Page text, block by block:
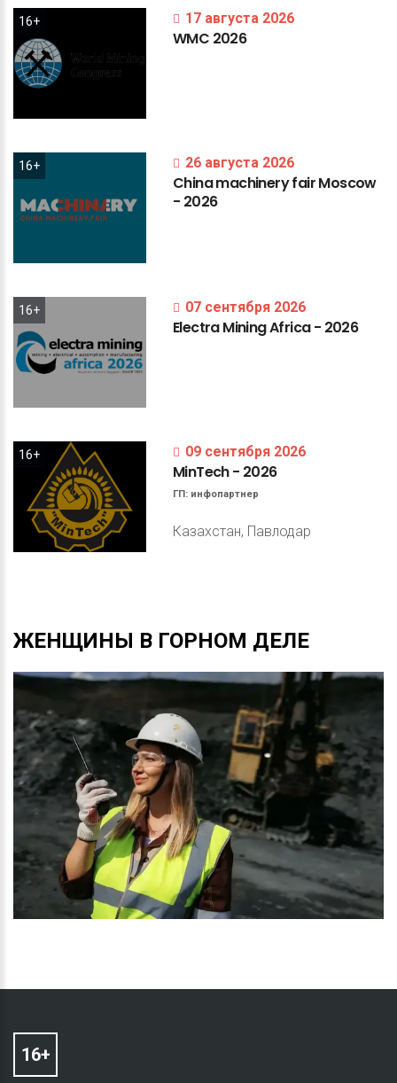
16+ 17 августа 2026
WMC 2026
16+ 26 августа 2026
ChinamachineryfairMoscow
- 2026
16+ 07 сентября 2026
ElectraMiningAfrica- 2026
16+ 09 сентября 2026
MinTech- 2026
ГП: инфопартнер
Казахстан, Павлодар
ЖЕНЩИНЫ В ГОРНОМ ДЕЛЕ